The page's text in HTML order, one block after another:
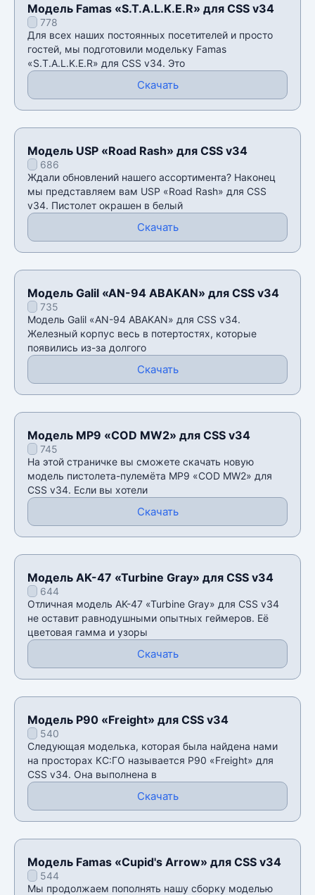
Модель Famas «S.T.A.L.K.E.R» для CSS v34
778
Для всех наших постоянных посетителей и просто
гостей, мы подготовили модельку Famas
«S.T.A.L.K.E.R» для CSS v34. Это
Скачать
Модель USP «Road Rash» для CSS v34
686
Ждали обновлений нашего ассортимента? Наконец
мы представляем вам USP «Road Rash» для CSS
v34. Пистолет окрашен в белый
Скачать
Модель Galil «AN-94 ABAKAN» для CSS v34
735
Модель Galil «AN-94 ABAKAN» для CSS v34.
Железный корпус весь в потертостях, которые
появились из-за долгого
Скачать
Модель MP9 «COD MW2» для CSS v34
745
На этой страничке вы сможете скачать новую
модель пистолета-пулемёта MP9 «COD MW2» для
CSS v34. Если вы хотели
Скачать
Модель AK-47 «Turbine Gray» для CSS v34
644
Отличная модель AK-47 «Turbine Gray» для CSS v34
не оставит равнодушными опытных геймеров. Еë
цветовая гамма и узоры
Скачать
Модель P90 «Freight» для CSS v34
540
Следующая моделька, которая была найдена нами
на просторах КС:ГО называется P90 «Freight» для
CSS v34. Она выполнена в
Скачать
Модель Famas «Cupid's Arrow» для CSS v34
544
Мы продолжаем пополнять нашу сборку моделью